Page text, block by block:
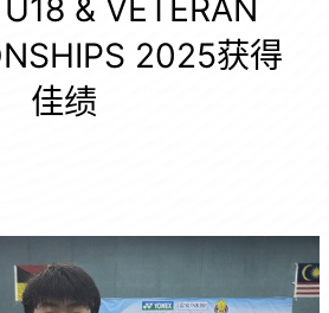
& VETERAN
2025获得
佳绩